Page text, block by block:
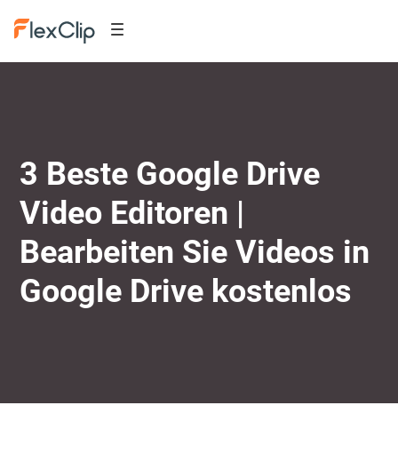
3 Beste Google Drive
Video Editoren |
Bearbeiten Sie Videos in
Google Drive kostenlos